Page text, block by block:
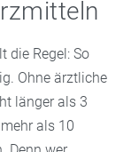
Effekt schon
in der
Einsatz
die
für kleinere
in
Niedrig
neben
die Regel: So
Ohne ärztliche
länger als 3
als 10